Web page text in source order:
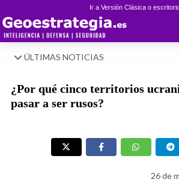
Ir a Versión Clásica o
ÚLTIMAS NOTICIAS
¿Por qué cinco territorios
pasar a ser rusos?
26 de